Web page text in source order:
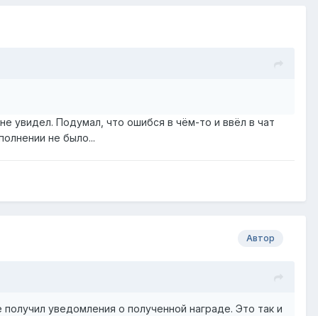
увидел. Подумал, что ошибся в чём-то и ввёл в чат
не было...
Автор
уведомления о полученной награде. Это так и